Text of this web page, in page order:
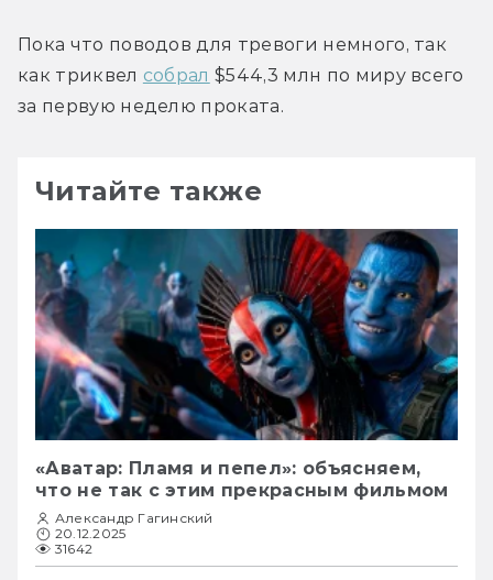
Пока что поводов для тревоги немного, так
как триквел собрал $544,3 млн по миру всего
за первую неделю проката.
Читайте также
«Аватар: Пламя и пепел»: объясняем,
что не так с этим прекрасным фильмом
Александр Гагинский
20.12.2025
31642